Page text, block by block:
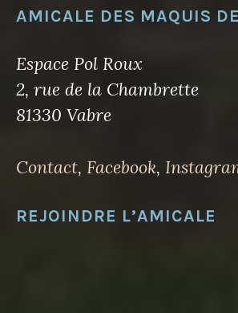
AMICALE DES MAQUIS
Espace Pol Roux
2, rue de la Chambrette
81330 Vabre
Contact, Facebook,
REJOINDRE L’AMICALE